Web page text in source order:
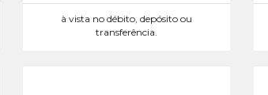
à vista no débito, depósito ou
transferência.